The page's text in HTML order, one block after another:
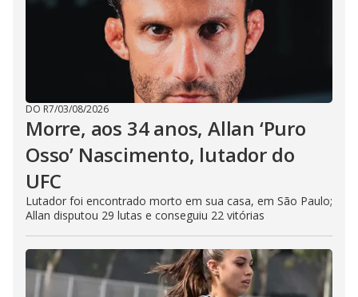
DO R7/03/08/2026
Morre, aos 34 anos, Allan ‘Puro
Osso’ Nascimento, lutador do
UFC
Lutador foi encontrado morto em sua casa, em São Paulo;
Allan disputou 29 lutas e conseguiu 22 vitórias